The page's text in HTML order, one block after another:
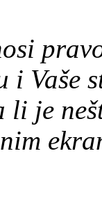
i Vaše
li je